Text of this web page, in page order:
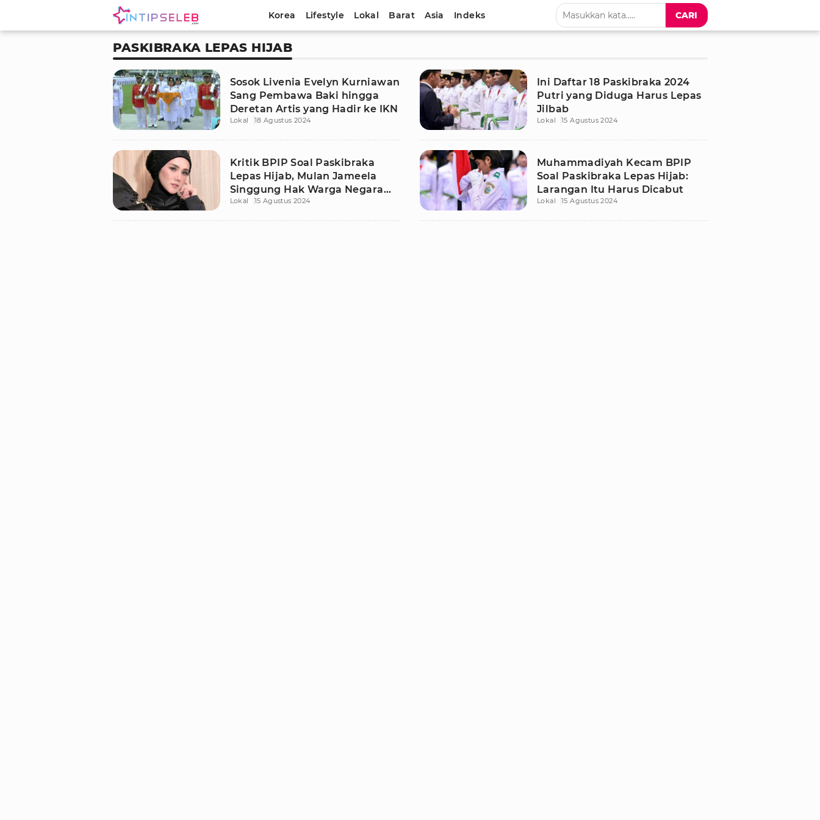
Korea Lifestyle Lokal Barat Asia Indeks CARI
PASKIBRAKA LEPAS HIJAB
Sosok Livenia Evelyn Kurniawan
Sang Pembawa Baki hingga
Deretan Artis yang Hadir ke IKN
Lokal 18 Agustus 2024
Ini Daftar 18 Paskibraka 2024
Putri yang Diduga Harus Lepas
Jilbab
Lokal 15 Agustus 2024
Kritik BPIP Soal Paskibraka
Lepas Hijab, Mulan Jameela
Singgung Hak Warga Negara
dalam Beragama
Lokal 15 Agustus 2024
Muhammadiyah Kecam BPIP
Soal Paskibraka Lepas Hijab:
Larangan Itu Harus Dicabut
Lokal 15 Agustus 2024